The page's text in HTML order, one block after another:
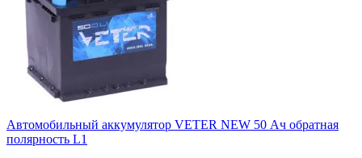
Автомобильный аккумулятор VETER NEW 50 Ач обратная
полярность L1